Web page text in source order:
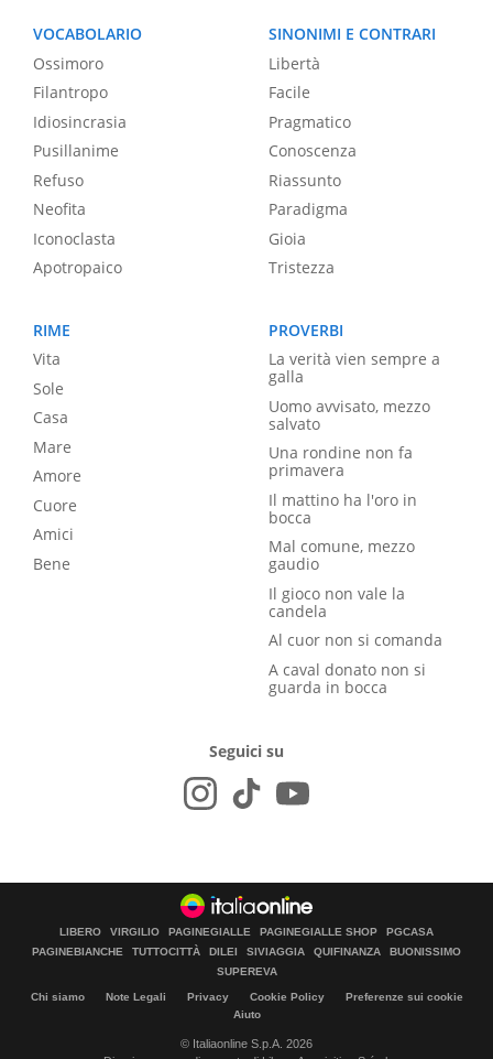
VOCABOLARIO
Ossimoro
Filantropo
Idiosincrasia
Pusillanime
Refuso
Neofita
Iconoclasta
Apotropaico
SINONIMI E CONTRARI
Libertà
Facile
Pragmatico
Conoscenza
Riassunto
Paradigma
Gioia
Tristezza
RIME
Vita
Sole
Casa
Mare
Amore
Cuore
Amici
Bene
PROVERBI
La verità vien sempre a
galla
Uomo avvisato, mezzo
salvato
Una rondine non fa
primavera
Il mattino ha l'oro in
bocca
Mal comune, mezzo
gaudio
Il gioco non vale la
candela
Al cuor non si comanda
A caval donato non si
guarda in bocca
Seguici su
LIBERO VIRGILIO PAGINEGIALLE PAGINEGIALLE SHOP
PGCASA
PAGINEBIANCHE
TUTTOCITTÀ DILEI SIVIAGGIA QUIFINANZA
BUONISSIMO
SUPEREVA
Chi siamo Note Legali Privacy Cookie Policy
Preferenze sui cookie
Aiuto
© Italiaonline S.p.A. 2026